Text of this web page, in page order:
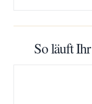
So läuft Ihr